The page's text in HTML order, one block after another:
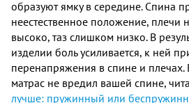
образуют ямку в середине. Спина
неестественное положение, плечи
высоко, таз слишком низко. В
изделии боль усиливается, к ней
перенапряжения в спине и плечах.
матрас не вредил вашей спине,
лучше: пружинный или